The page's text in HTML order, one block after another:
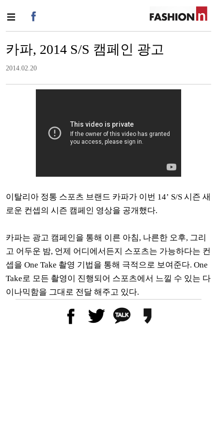
카파, 2014 S/S 캠페인 광고
2014.02.20
이탈리아 정통 스포츠 브랜드 카파가 이번 14’ S/S 시즌 새
로운 컨셉의 시즌 캠페인 영상을 공개했다.
카파는 광고 캠페인을 통해 이른 아침, 나른한 오후, 그리
고 어두운 밤, 언제 어디에서든지 스포츠는 가능하다는 컨
셉을 One Take 촬영 기법을 통해 극적으로 보여준다. One
Take로 모든 촬영이 진행되어 스포츠에서 느낄 수 있는 다
이나믹함을 그대로 전달 해 주고 있다.